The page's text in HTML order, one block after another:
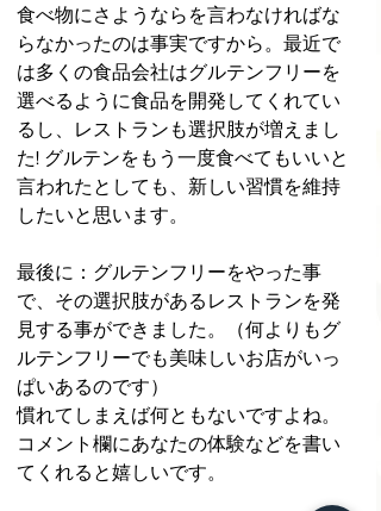
食べ物にさようならを言わなければな
らなかったのは事実ですから。最近で
は多くの食品会社はグルテンフリーを
選べるように食品を開発してくれてい
るし、レストランも選択肢が増えまし
た! グルテンをもう一度食べてもいいと
言われたとしても、新しい習慣を維持
したいと思います。
最後に：グルテンフリーをやった事
で、その選択肢があるレストランを発
見する事ができました。（何よりもグ
ルテンフリーでも美味しいお店がいっ
ぱいあるのです）
慣れてしまえば何ともないですよね。
コメント欄にあなたの体験などを書い
てくれると嬉しいです。